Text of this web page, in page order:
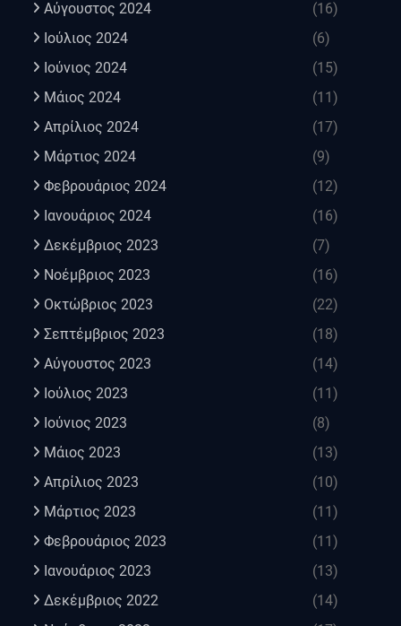
Αύγουστος 2024
(16)
Ιούλιος 2024
(6)
Ιούνιος 2024
(15)
Μάιος 2024
(11)
Απρίλιος 2024
(17)
Μάρτιος 2024
(9)
Φεβρουάριος 2024
(12)
Ιανουάριος 2024
(16)
Δεκέμβριος 2023
(7)
Νοέμβριος 2023
(16)
Οκτώβριος 2023
(22)
Σεπτέμβριος 2023
(18)
Αύγουστος 2023
(14)
Ιούλιος 2023
(11)
Ιούνιος 2023
(8)
Μάιος 2023
(13)
Απρίλιος 2023
(10)
Μάρτιος 2023
(11)
Φεβρουάριος 2023
(11)
Ιανουάριος 2023
(13)
Δεκέμβριος 2022
(14)